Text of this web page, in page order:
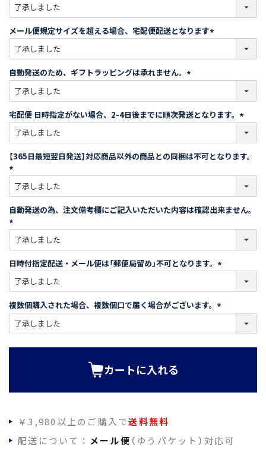
必
)
メール便規定サイズを超える場合、宅配便配送となります
必
)
自動発送のため、ギフトラッピングは承れません。
必
須
)
宅配便 日時指定がない場合、2-4日後までに順次発送となります。
必
須
)
【365日最短翌日発送】対応商品以外の商品との同梱は不可となります。
必
須
)
自動発送の為、注文備考欄にご記入いただいた内容は確認出来ません。
必
須
)
日時付指定配送・メール便は「郵便局留め」不可となります。
必
)
複数個購入された場合、複数個口で届く場合がございます。
必
カートに入れる
￥3,980以上のご購入で送料無料
配送について： メール便 （ゆうパケット）対応可